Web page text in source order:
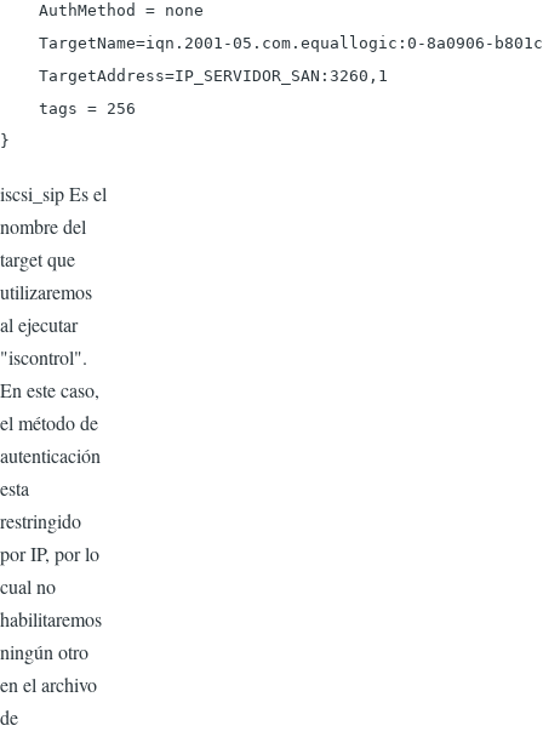
    AuthMethod = none
TargetName=iqn.2001-05.com.equallogic:0-8a0906-
    TargetAddress=IP_SERVIDOR_SAN:3260,1
    tags = 256
iscsi_sip Es el
nombre del
target que
utilizaremos
al ejecutar
"iscontrol".
En este caso,
el método de
autenticación
esta
restringido
por IP, por lo
cual no
habilitaremos
ningún otro
en el archivo
de